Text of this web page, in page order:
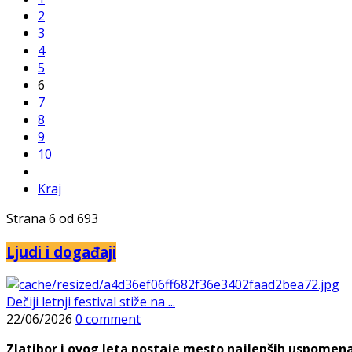
2
3
4
5
6
7
8
9
10
Kraj
Strana 6 od 693
Ljudi i događaji
Dečiji letnji festival stiže na ...
22/06/2026 0 comment